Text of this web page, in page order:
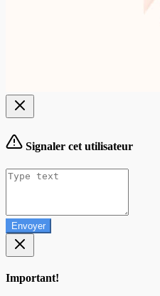
Signaler cet utilisateur
Envoyer
Important!